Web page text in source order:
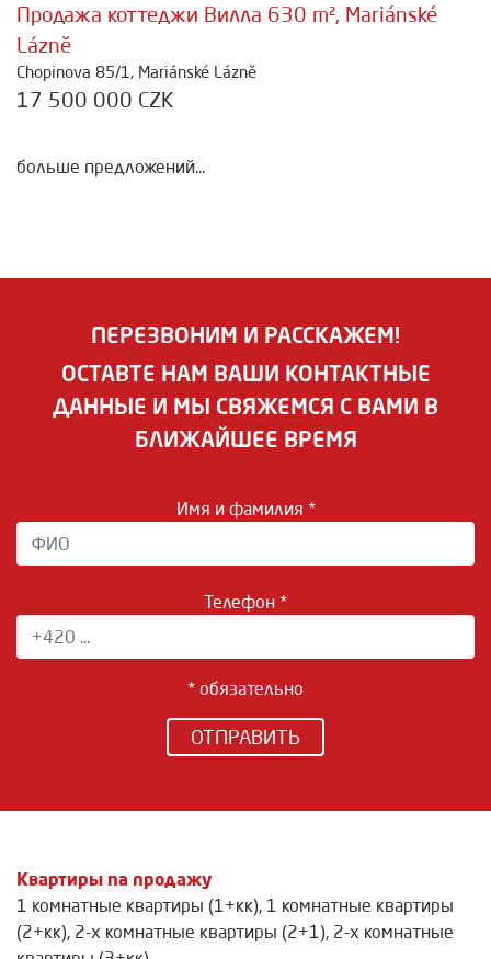
Продажа коттеджи Вилла 630 m², Mariánské
Lázně
Chopinova 85/1, Mariánské Lázně
17 500 000 CZK
больше предложений...
ПЕРЕЗВОНИМ И РАССКАЖЕМ!
ОСТАВТЕ НАМ ВАШИ КОНТАКТНЫЕ
ДАННЫЕ И МЫ СВЯЖЕМСЯ С ВАМИ В
БЛИЖАЙШЕЕ ВРЕМЯ
Имя и фамилия *
Телефон *
* обязательно
ОТПРАВИТЬ
Квартиры na продажу
1 комнатные квартиры (1+кк), 1 комнатные квартиры
(2+кк), 2-х комнатные квартиры (2+1), 2-х комнатные